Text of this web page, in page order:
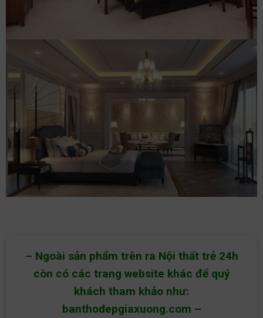
– Ngoài sản phẩm trên ra Nội thất trẻ 24h
còn có các trang website khác để quý
khách tham khảo như:
banthodepgiaxuong.com –